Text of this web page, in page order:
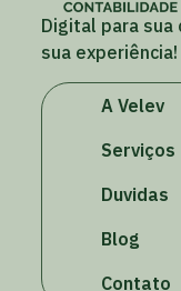
Digital para sua
sua experiência!
A Velev
Serviços
Duvidas
Blog
Contato